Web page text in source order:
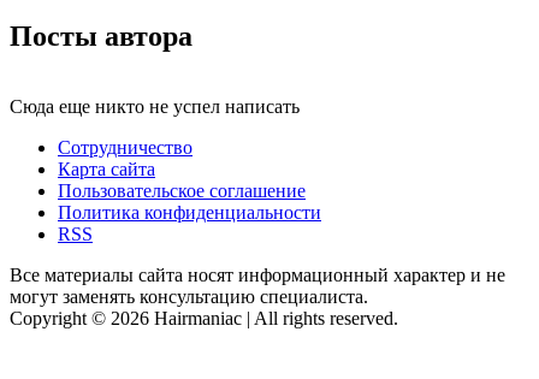
Посты автора
Сюда еще никто не успел написать
Сотрудничество
Карта сайта
Пользовательское соглашение
Политика конфиденциальности
RSS
Все материалы сайта носят информационный характер и не
могут заменять консультацию специалиста.
Copyright © 2026 Hairmaniac | All rights reserved.